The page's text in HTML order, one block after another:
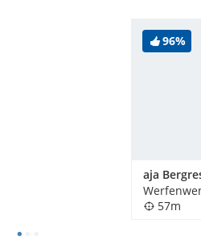
96%
57m